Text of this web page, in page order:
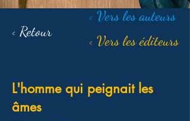
< Retour
< Vers les auteurs
< Vers les éditeurs
L'homme qui peignait les
âmes